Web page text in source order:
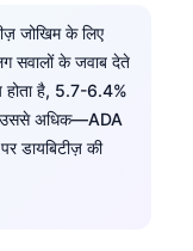
जोखिम के लिए
सवालों के जवाब देते
है, 5.7-6.4%
उससे अधिक—ADA
डायबिटीज़ की